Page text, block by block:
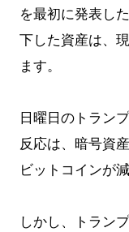
を最初に発表し
下した資産は、
ます。
日曜日のトラン
反応は、暗号資
ビットコインが
しかし、トラン